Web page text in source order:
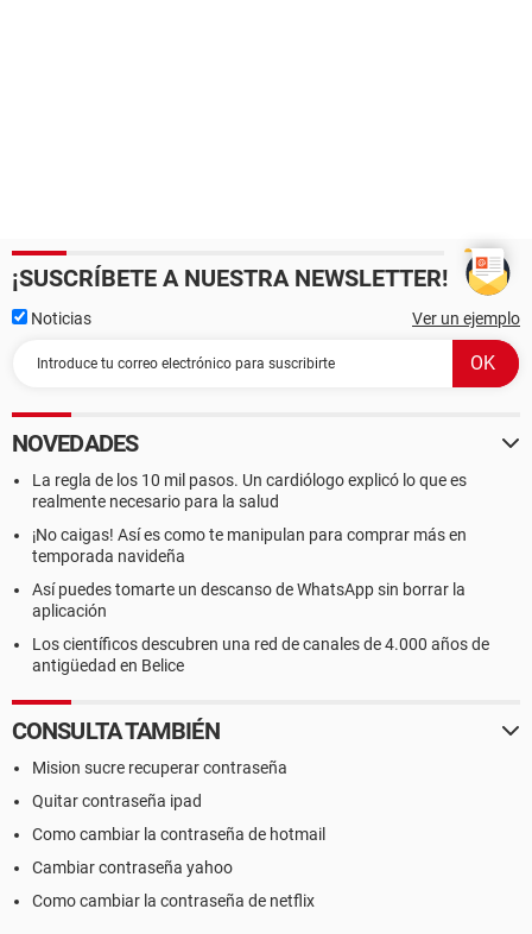
¡SUSCRÍBETE A NUESTRA NEWSLETTER!
Noticias Ver un ejemplo
NOVEDADES
La regla de los 10 mil pasos. Un cardiólogo explicó lo que es
realmente necesario para la salud
¡No caigas! Así es como te manipulan para comprar más en
temporada navideña
Así puedes tomarte un descanso de WhatsApp sin borrar la
aplicación
Los científicos descubren una red de canales de 4.000 años de
antigüedad en Belice
CONSULTA TAMBIÉN
Mision sucre recuperar contraseña
Quitar contraseña ipad
Como cambiar la contraseña de hotmail
Cambiar contraseña yahoo
Como cambiar la contraseña de netflix